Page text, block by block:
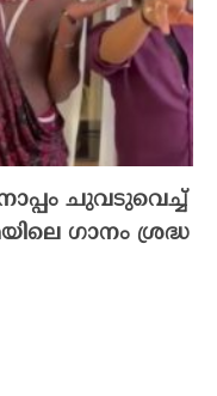
ചുവടുവെച്ച്
ഗാനം ശ്രദ്ധ